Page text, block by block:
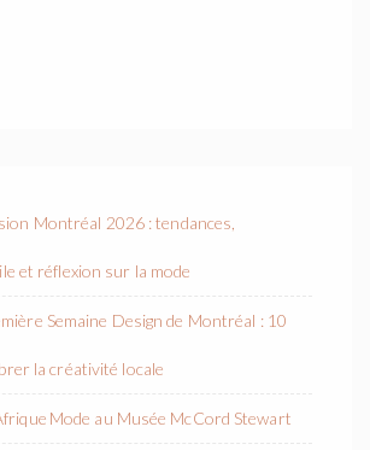
Montréal 2026 : tendances,
et réflexion sur la mode
Semaine Design de Montréal : 10
la créativité locale
Mode au Musée McCord Stewart